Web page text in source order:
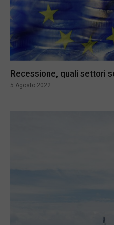
Recessione, quali settori
5 Agosto 2022